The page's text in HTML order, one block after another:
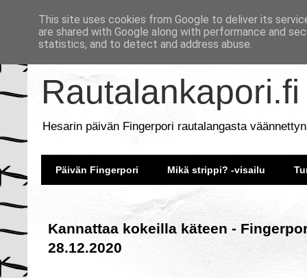
Rautalankapori.fi
Hesarin päivän Fingerpori rautalangasta
Päivän Fingerpori Mikä strippi? -visailu
Kannattaa kokeilla käteen -
28.12.2020
This site uses cookies from Google to deliver its
are shared with Google along with performance and
statistics, and to detect and address abuse.